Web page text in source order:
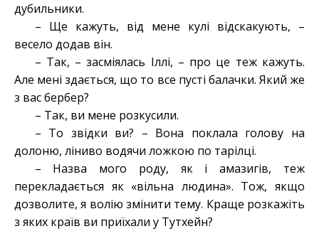
дубильники.
– Ще кажуть, від мене кулі відскакують, –
весело додав він.
– Так, – засміялась Іллі, – про це теж кажуть.
Але мені здається, що то все пусті балачки. Який же
з вас бербер?
– Так, ви мене розкусили.
– То звідки ви? – Вона поклала голову на
долоню, ліниво водячи ложкою по тарілці.
– Назва мого роду, як і амазигів, теж
перекладається як «вільна людина». Тож, якщо
дозволите, я волію змінити тему. Краще розкажіть
з яких країв ви приїхали у Тутхейн?